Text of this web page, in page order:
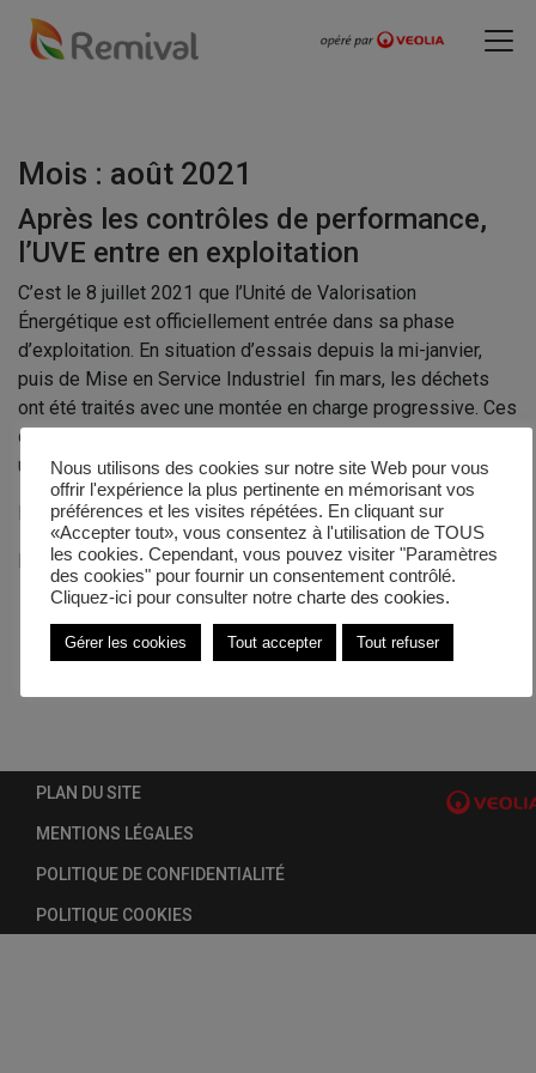
Mois : août 2021
Après les contrôles de performance,
l’UVE entre en exploitation
C’est le 8 juillet 2021 que l’Unité de Valorisation
Énergétique est officiellement entrée dans sa phase
d’exploitation. En situation d’essais depuis la mi-janvier,
puis de Mise en Service Industriel fin mars, les déchets
ont été traités avec une montée en charge progressive. Ces
différentes étapes devaient obligatoirement déboucher sur
un contrôle et une validation des […]
Lire la suite…
Publié dansActualités
PLAN DU SITE
MENTIONS LÉGALES
POLITIQUE DE CONFIDENTIALITÉ
POLITIQUE COOKIES
Nous utilisons des cookies sur notre site Web pour vous
offrir l'expérience la plus pertinente en mémorisant vos
préférences et les visites répétées. En cliquant sur
«Accepter tout», vous consentez à l'utilisation de TOUS
les cookies. Cependant, vous pouvez visiter "Paramètres
des cookies" pour fournir un consentement contrôlé.
Cliquez-ici pour consulter notre charte des cookies.
Gérer les cookies Tout accepter Tout refuser